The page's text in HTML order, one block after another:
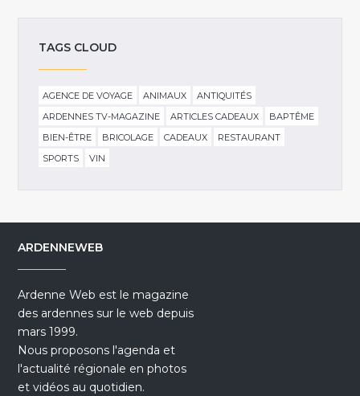
TAGS CLOUD
AGENCE DE VOYAGE ANIMAUX
ANTIQUITÉS
ARDENNES TV-MAGAZINE
ARTICLES CADEAUX
BAPTÊME
BIEN-ÊTRE
BRICOLAGE CADEAUX
RESTAURANT
SPORTS
VIN
ARDENNEWEB
Ardenne Web est le magazine
des ardennes sur le web depuis
mars 1999.
Nous proposons l'agenda et
l'actualité régionale en photos
et vidéos au quotidien.